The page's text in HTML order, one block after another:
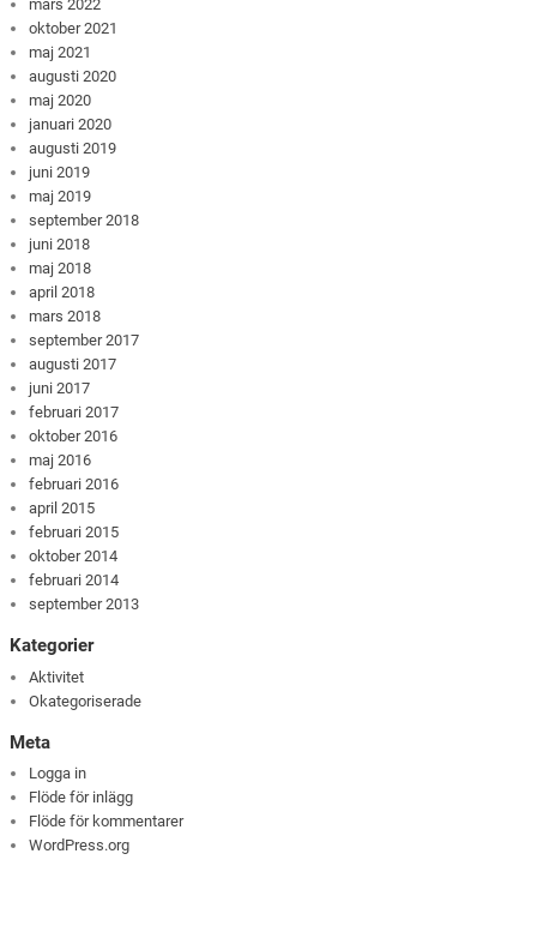
mars 2022
oktober 2021
maj 2021
augusti 2020
maj 2020
januari 2020
augusti 2019
juni 2019
maj 2019
september 2018
juni 2018
maj 2018
april 2018
mars 2018
september 2017
augusti 2017
juni 2017
februari 2017
oktober 2016
maj 2016
februari 2016
april 2015
februari 2015
oktober 2014
februari 2014
september 2013
Kategorier
Aktivitet
Okategoriserade
Meta
Logga in
Flöde för inlägg
Flöde för kommentarer
WordPress.org